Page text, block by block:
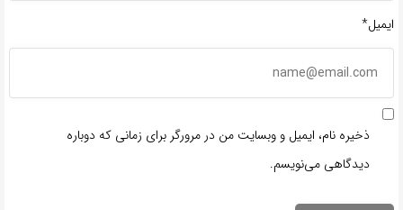
ایمیل*
ذخیره نام، ایمیل و وبسایت من در مرورگر برای زمانی که دوباره
دیدگاهی می‌نویسم.